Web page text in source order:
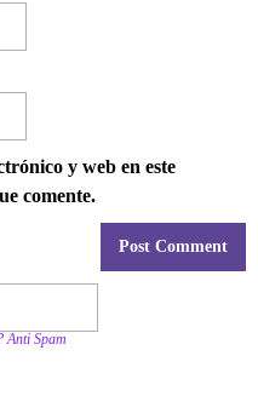
y web en este
comente.
Anti Spam